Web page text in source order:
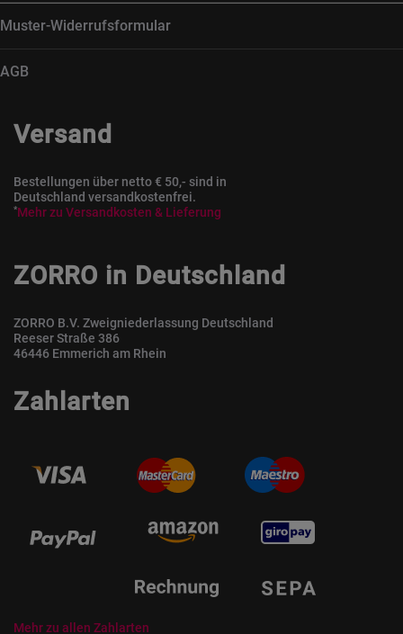
Muster-Widerrufsformular
AGB
Versand
Bestellungen über netto € 50,- sind in
Deutschland versandkostenfrei.
*Mehr zu Versandkosten & Lieferung
ZORRO in Deutschland
ZORRO B.V. Zweigniederlassung Deutschland
Reeser Straße 386
46446 Emmerich am Rhein
Zahlarten
Mehr zu allen Zahlarten